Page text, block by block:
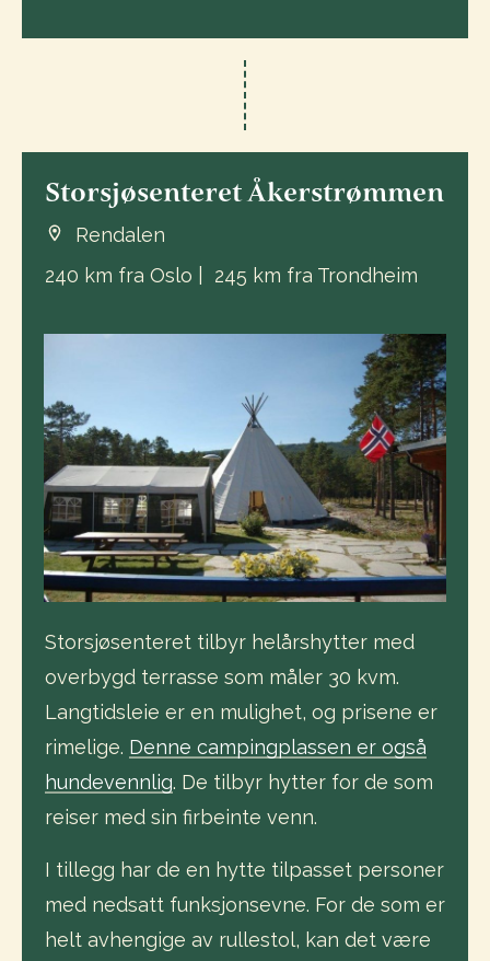
Storsjøsenteret Åkerstrømmen
Rendalen
240 km fra Oslo | 245 km fra Trondheim
Storsjøsenteret tilbyr helårshytter med
overbygd terrasse som måler 30 kvm.
Langtidsleie er en mulighet, og prisene er
rimelige. Denne campingplassen er også
hundevennlig. De tilbyr hytter for de som
reiser med sin firbeinte venn.
I tillegg har de en hytte tilpasset personer
med nedsatt funksjonsevne. For de som er
helt avhengige av rullestol, kan det være